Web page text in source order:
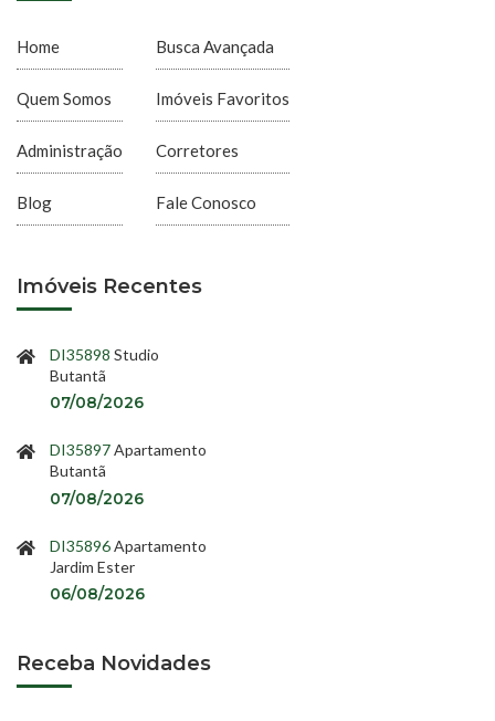
Home
Quem Somos
Administração
Blog
Busca Avançada
Imóveis Favoritos
Corretores
Fale Conosco
Imóveis Recentes
DI35898 Studio
Butantã
07/08/2026
DI35897Apartamento
Butantã
07/08/2026
DI35896Apartamento
Jardim Ester
06/08/2026
Receba Novidades